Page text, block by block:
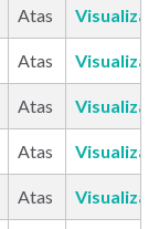
Atas Visualizar
Atas Visualizar
Atas Visualizar
Atas Visualizar
Atas Visualizar